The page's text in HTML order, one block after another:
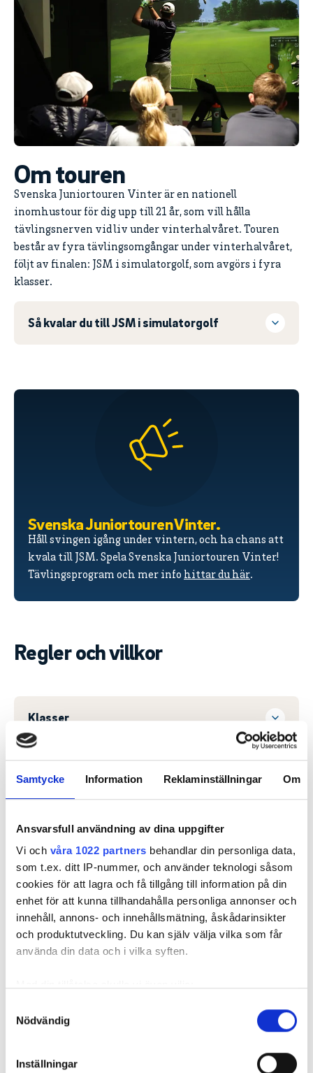
Samtycke Information Reklaminställningar Om
Ansvarsfull användning av dina uppgifter
Vi och våra 1022 partners behandlar din personliga data,
som t.ex. ditt IP-nummer, och använder teknologi såsom
cookies för att lagra och få tillgång till information på din
enhet för att kunna tillhandahålla personliga annonser och
innehåll, annons- och innehållsmätning, åskådarinsikter
och produktutveckling. Du kan själv välja vilka som får
använda din data och i vilka syften.
kan ha en noggrannhet på upp till flera meter
Nödvändig
Inställningar
Om touren
Svenska Juniortouren Vinter är en nationell
inomhustour för dig upp till 21 år, som vill hålla
tävlingsnerven vid liv under vinterhalvåret. Touren
består av fyra tävlingsomgångar under vinterhalvåret,
följt av finalen: JSM i simulatorgolf, som avgörs i fyra
klasser.
Så kvalar du till JSM i simulatorgolf
Svenska Juniortouren Vinter.
Håll svingen igång under vintern, och ha chans att
kvala till JSM. Spela Svenska Juniortouren Vinter!
Tävlingsprogram och mer info hittar du här.
Regler och villkor
Klasser
Antal deltagare
Spelform
Regler och tävlingsvillkor
Golfa året runt.
Numera kan du spela golf året runt även på
tips om hur du maxar din simulatorgolf och